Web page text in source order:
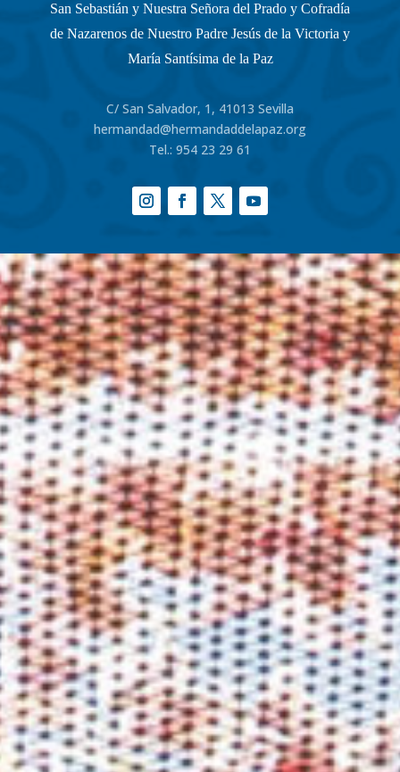
San Sebastián y Nuestra Señora del Prado y Cofradía
de Nazarenos de Nuestro Padre Jesús de la Victoria y
María Santísima de la Paz
C/ San Salvador, 1, 41013 Sevilla
hermandad@hermandaddelapaz.org
Tel.: 954 23 29 61